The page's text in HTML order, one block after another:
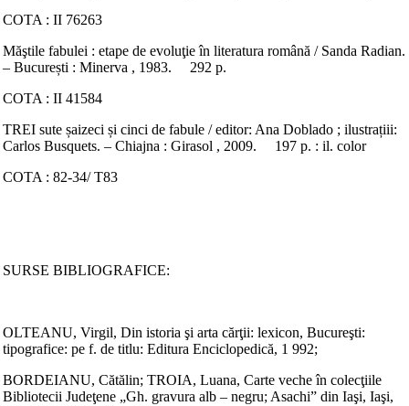
COTA : II 76263
Măştile fabulei : etape de evoluţie în literatura română / Sanda Radian.
– București : Minerva , 1983. 292 p.
COTA : II 41584
TREI sute șaizeci și cinci de fabule / editor: Ana Doblado ; ilustrațiii:
Carlos Busquets. – Chiajna : Girasol , 2009. 197 p. : il. color
COTA : 82-34/ T83
SURSE BIBLIOGRAFICE:
OLTEANU, Virgil, Din istoria şi arta cărţii: lexicon, Bucureşti:
tipografice: pe f. de titlu: Editura Enciclopedică, 1 992;
BORDEIANU, Cătălin; TROIA, Luana, Carte veche în colecţiile
Bibliotecii Judeţene „Gh. gravura alb – negru; Asachi” din Iaşi, Iaşi,